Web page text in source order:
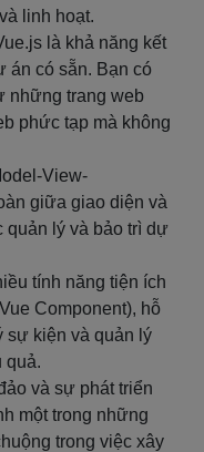
linh hoạt.
là khả năng kết
án có sẵn. Bạn có
những trang web
phức tạp mà không
View-
giữa giao diện và
quản lý và bảo trì dự
tính năng tiện ích
Component), hỗ
sự kiện và quản lý
quả.
và sự phát triển
một trong những
trong việc xây